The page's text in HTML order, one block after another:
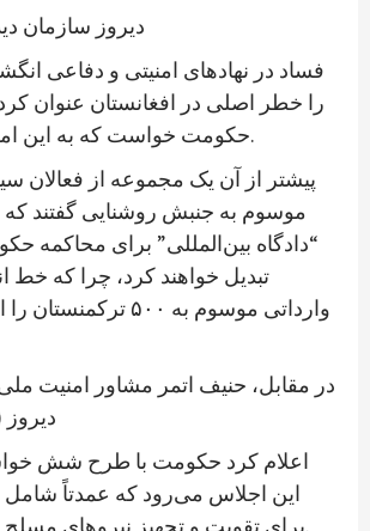
دیروز سازمان
فساد در نهادهای امنیتی و دفاعی
را خطر اصلی در افغانستان عنوان
حکومت خواست که به این امر توجه جدی کند.
پیشتر از آن یک مجموعه از فعالان
موسوم به جنبش روشنایی گفتند که
“دادگاه بین‌المللی” برای محاکمه
تبدیل خواهند کرد، چرا که خط
وارداتی موسوم به ۵۰۰
در مقابل، حنیف اتمر مشاور امنیت
دیروز (14 سرطان/
اعلام کرد حکومت با طرح شش
این اجلاس می‌رود که عمدتاً
برای تقویت و تجهیز نیروهای مسلح افغانستان است.